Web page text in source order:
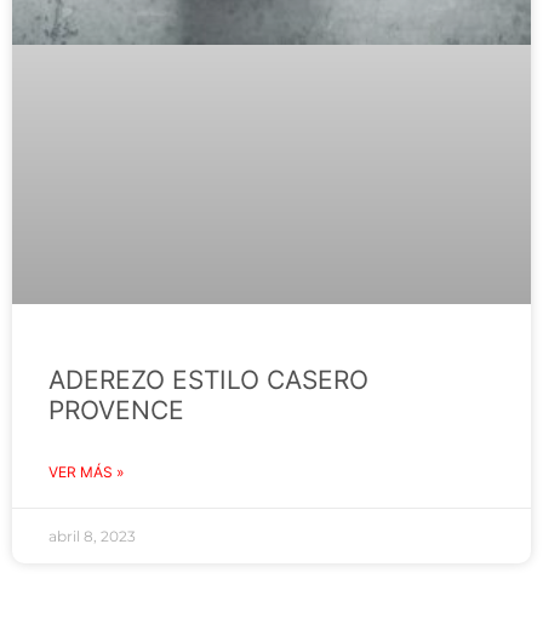
ADEREZO ESTILO CASERO
PROVENCE
VER MÁS »
abril 8, 2023